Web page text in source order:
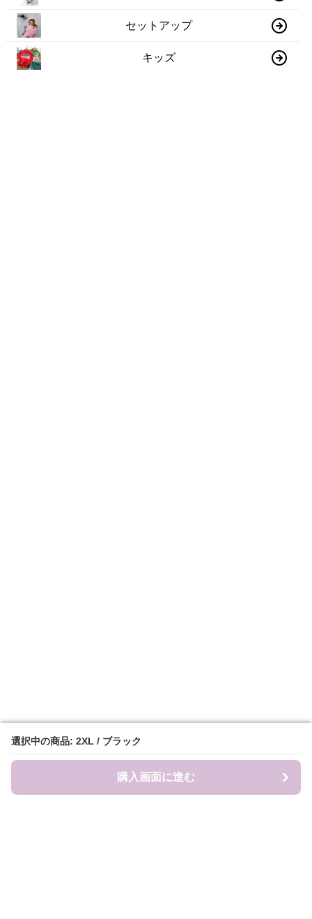
選択中の商品: 2XL / ブラック
購入画面に進む
選択中の商品: 2XL / ブラック
購入画面に進む
セットアップ
キッズ